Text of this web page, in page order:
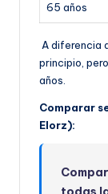
65 años
A diferencia
principio,
años.
Comparar
Elorz):